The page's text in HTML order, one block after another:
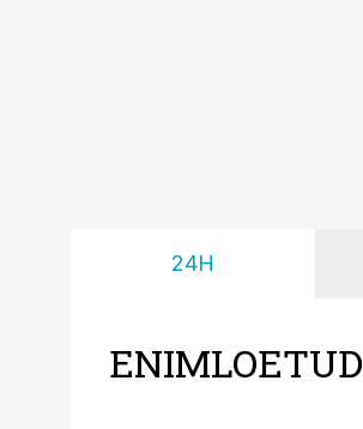
24H
ENIMLOETUD